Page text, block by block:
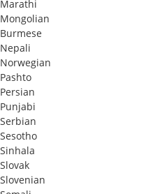
Marathi
Mongolian
Burmese
Nepali
Norwegian
Pashto
Persian
Punjabi
Serbian
Sesotho
Sinhala
Slovak
Slovenian